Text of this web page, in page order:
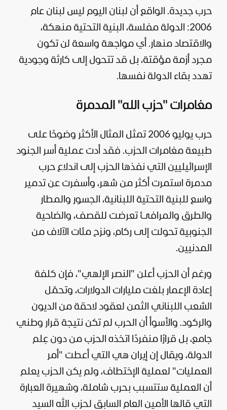
حرب جديدة. الواقع أن لبنان اليوم ليس لبنان عام
2006: الدولة مفلسة، البنية التحتية منهكة،
والاقتصاد منهار. أي مواجهة واسعة لن تكون
مجرد أزمة مؤقتة، بل قد تتحول إلى كارثة وجودية
تهدد بقاء الدولة نفسها.
مغامرات "حزب الله" المدمرة
حرب يوليو 2006 تمثل المثال الأكثر وضوحًا على
طبيعة مغامرات الحزب. فقد أدت عملية أسر الجنود
الإسرائيليين التي نفذها الحزب إلى اندلاع حرب
مدمرة استمرت أكثر من شهر، وأسفرت عن تدمير
واسع للبنية التحتية اللبنانية، الجسور والمطار
والطرق والمرافئ تعرضت للقصف، والضاحية
الجنوبية تحولت إلى ركام، ونزح مئات الآلاف من
المدنيين.
ورغم أن الحزب أعلن "النصر الإلهي"، فإن كلفة
إعادة الإعمار بلغت مليارات الدولارات، وتحمّل
الشعب اللبناني الثمن لعقود لاحقة من الديون
والركود. والأسوأ أن الحرب لم تكن نتيجة قرار وطني
جامع، بل قرارًا منفردًا اتخذه الحزب من دون عِلم
الدولة، ويقال إن إيران هي التي أعطت "أمر
العمليات" لعملية الإختطاف، ولم يكن الحزب يعلم
أن العملية ستتسبب بحرب شاملة، وشهيرة العبارة
التي قالها الأمين العام السابق لحزب الله السيد